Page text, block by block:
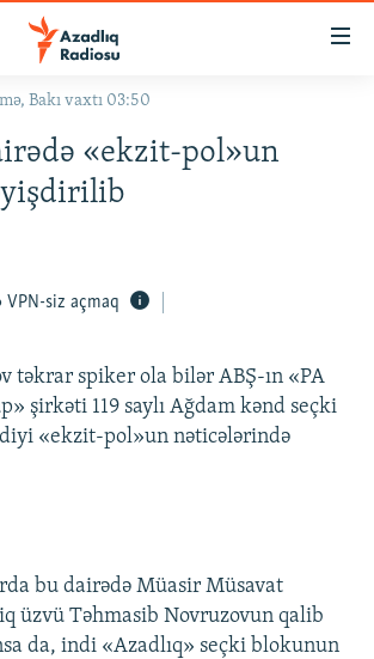
STANDARTLARIMIZ
ISTIFADƏ
Bakı vaxtı 03:50
«ekzit-pol»un
VPN-siz açmaq
təkrar spiker ola bilər ABŞ-ın «PA
şirkəti 119 saylı Ağdam kənd seçki
«ekzit-pol»un nəticələrində
bu dairədə Müasir Müsavat
üzvü Təhmasib Novruzovun qalib
da, indi «Azadlıq» seçki blokunun